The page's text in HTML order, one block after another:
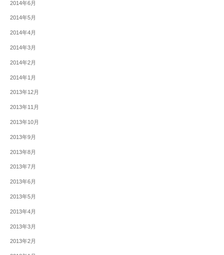
2014年6月
2014年5月
2014年4月
2014年3月
2014年2月
2014年1月
2013年12月
2013年11月
2013年10月
2013年9月
2013年8月
2013年7月
2013年6月
2013年5月
2013年4月
2013年3月
2013年2月